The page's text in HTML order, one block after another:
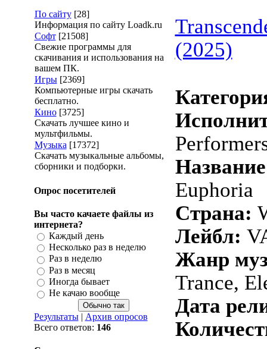
По сайту [28]
Информация по сайту Loadk.ru
Софт [21508]
Свежие программы для
скачивания и использования на
вашем ПК.
Игры [2369]
Компьютерные игры скачать
бесплатно.
Кино [3725]
Скачать лучшее кино и
мультфильмы.
Музыка [17372]
Скачать музыкальные альбомы,
сборники и подборки.
Опрос посетителей
Вы часто качаете файлы из
интернета?
Каждый день
Несколько раз в неделю
Раз в неделю
Раз в месяц
Иногда бывает
Не качаю вообще
Результаты| Архив опросов
Всего ответов: 146
(2025)
Euphoria
Страна:
Лейбл:
Жанр
Trance,
Дата